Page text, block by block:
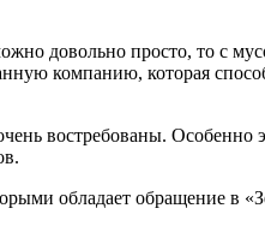
довольно просто, то с
компанию, которая
востребованы.
обладает обращение в